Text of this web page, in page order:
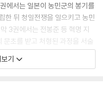
으로 일관하면서 전면적인 개
민군 토벌작전을 서둘렀다. 한
에게도 주지 않고 다시 끌어안
처럼 어리석게도 눈과 귀를 꼭
에서는 일본이 농민군의 봉기를
한 뒤 청일전쟁을 일으키고 농민
3권에서는 전봉준 등 혁명 지
문초를 받고 처형된 과정을 서술
가담과정에 대해 알아보았다.
여 발표하고 전달한 관련 문서
기